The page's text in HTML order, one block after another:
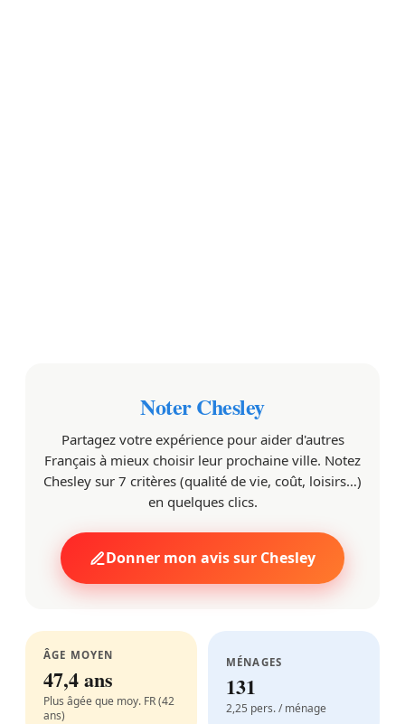
Noter Chesley
Partagez votre expérience pour aider d'autres
Français à mieux choisir leur prochaine ville. Notez
Chesley sur 7 critères (qualité de vie, coût, loisirs…)
en quelques clics.
Donner mon avis sur Chesley
ÂGE MOYEN
47,4 ans
Plus âgée que moy. FR (42
ans)
MÉNAGES
131
2,25 pers. / ménage